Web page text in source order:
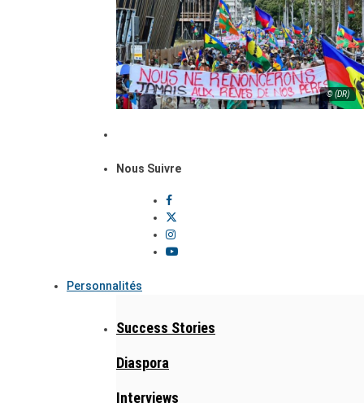
© (DR)
Nous Suivre
Personnalités
Success Stories
Diaspora
Interviews